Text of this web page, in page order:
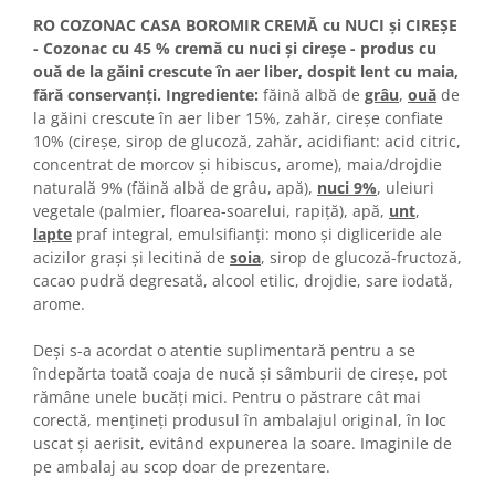
Cornulete
Boromele
Cornulete fragede
Pasca
Pasca Fresh
Cereale
Paine
Paine ambalata
Chifle
Colaci festivi
Covrigi cu ulei de masline
Covrigi de Buzau
Grisine
Crochete
Produse de gătit
RO COZONAC CASA BOROMIR CREMĂ cu NUCI şi CIREȘE
- Cozonac cu 45 % cremă cu nuci şi cireșe - produs cu
ouă de la găini crescute în aer liber, dospit lent cu maia,
fără conservanți. Ingrediente: făină albă de grâu, ouă de
la găini crescute în aer liber 15%, zahăr, cireșe confiate
10% (cireșe, sirop de glucoză, zahăr, acidifiant: acid citric,
concentrat de morcov și hibiscus, arome), maia/drojdie
naturală 9% (făină albă de grâu, apă), nuci 9%, uleiuri
vegetale (palmier, floarea-soarelui, rapiţă), apă, unt,
lapte praf integral, emulsifianți: mono și digliceride ale
acizilor grași și lecitină de soia, sirop de glucoză-fructoză,
cacao pudră degresată, alcool etilic, drojdie, sare iodată,
arome.
Deși s-a acordat o atentie suplimentară pentru a se
îndepărta toată coaja de nucă și sâmburii de cireşe, pot
rămâne unele bucăți mici. Pentru o păstrare cât mai
corectă, menţineţi produsul în ambalajul original, în loc
uscat şi aerisit, evitând expunerea la soare. Imaginile de
pe ambalaj au scop doar de prezentare.